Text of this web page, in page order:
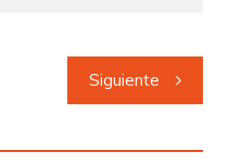
Siguiente